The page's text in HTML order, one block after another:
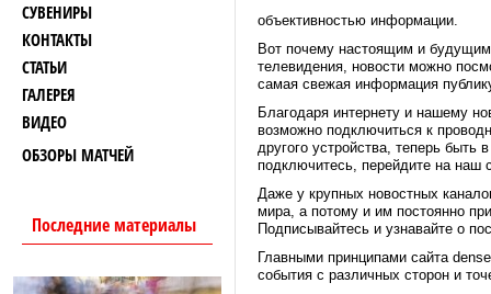
СУВЕНИРЫ
КОНТАКТЫ
СТАТЬИ
ГАЛЕРЕЯ
ВИДЕО
ОБЗОРЫ МАТЧЕЙ
Последние материалы
объективностью информации.
Вот почему настоящим и будущим
телевидения, новости можно
самая свежая информация
Благодаря интернету и нашему
возможно подключиться к
другого устройства, теперь
подключитесь, перейдите на наш
Даже у крупных новостных
мира, а потому и им постоянно
Подписывайтесь и узнавайте о
Главными принципами сайта
события с различных сторон и